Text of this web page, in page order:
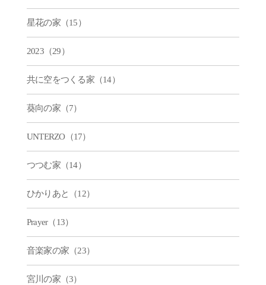
星花の家（15）
2023（29）
共に空をつくる家（14）
葵向の家（7）
UNTERZO（17）
つつむ家（14）
ひかりあと（12）
Prayer（13）
音楽家の家（23）
宮川の家（3）